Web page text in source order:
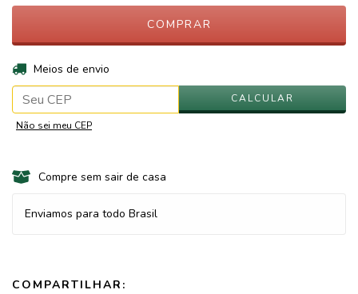
Entregas para o CEP:
Meios de envio
CALCULAR
Não sei meu CEP
Compre sem sair de casa
Enviamos para todo Brasil
COMPARTILHAR: